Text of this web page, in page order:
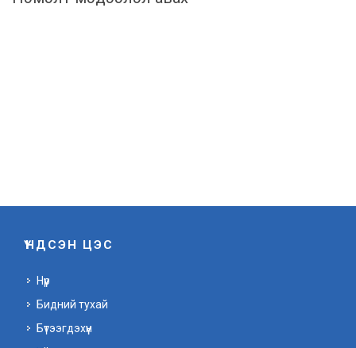
ҮНДСЭН ЦЭС
Нүүр
Бидний тухай
Бүтээгдэхүүн